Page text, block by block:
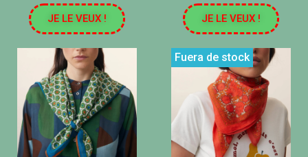
JE LE VEUX ! JE LE VEUX !
Fuera de stock